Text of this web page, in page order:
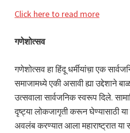
Click here to read more
गणेशोत्सव
गणेशोत्सव हा हिंदू धर्मीयांच़ा एक
समाजामध्ये एकी असावी ह्या उद्देशाने
उत्सवाला सार्वजनिक स्वरूप दिले.
दृष्ट्या लोकजागृती करून घेण्यासाठी या
अवलंब करण्यात आला महाराष्ट्रात या